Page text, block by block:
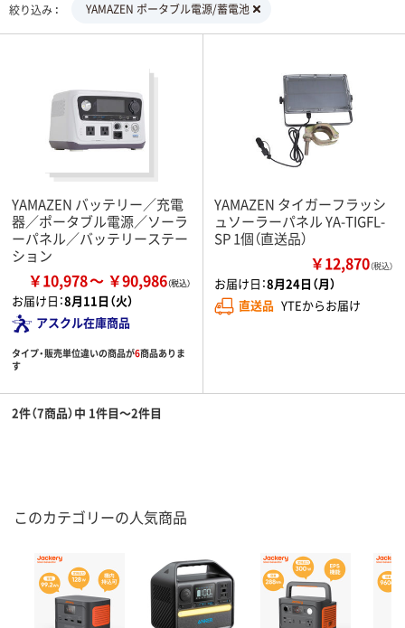
絞り込み YAMAZEN ポータブル電源/蓄電池
YAMAZEN バッテリー／充電
器／ポータブル電源／ソーラ
ーパネル／バッテリーステー
ション
￥10,978 ￥90,986
お届け日：8月11日（火）
アスクル在庫商品
タイプ・販売単位違いの商品が6商品ありま
す
YAMAZEN タイガーフラッシ
ュソーラーパネル YA-TIGFL-
SP 1個（直送品）
￥12,870（税込）
お届け日：8月24日（月）
直送品 YTEからお届け
2件（7商品）中 1件目～2件目
このカテゴリーの人気商品